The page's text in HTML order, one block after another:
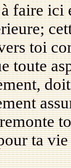
faire ici
toi
toute
ta